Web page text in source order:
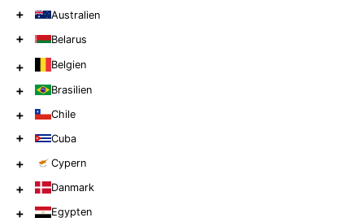
+ Australien
+ Belarus
+ Belgien
+ Brasilien
+ Chile
+ Cuba
+ Cypern
+ Danmark
+ Egypten